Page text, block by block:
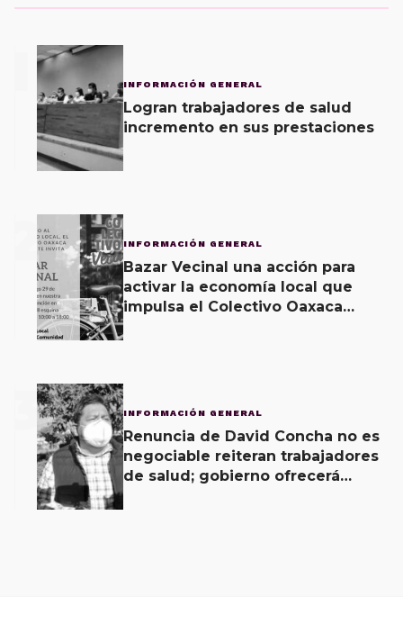
INFORMACIÓN GENERAL
Logran trabajadores de salud
incremento en sus prestaciones
2 INFORMACIÓN GENERAL
Bazar Vecinal una acción para
activar la economía local que
impulsa el Colectivo Oaxaca
3 INFORMACIÓN GENERAL
Renuncia de David Concha no es
negociable reiteran trabajadores
de salud; gobierno ofrecerá